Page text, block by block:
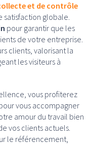
et de contrôle
satisfaction globale.
pour garantir que les
de votre entreprise.
clients, valorisant la
les visiteurs à
vous profiterez
vous accompagner
amour du travail bien
vos clients actuels.
le référencement,